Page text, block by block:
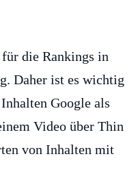
die Rankings in
Daher ist es wichtig
Google als
Video über Thin
von Inhalten mit